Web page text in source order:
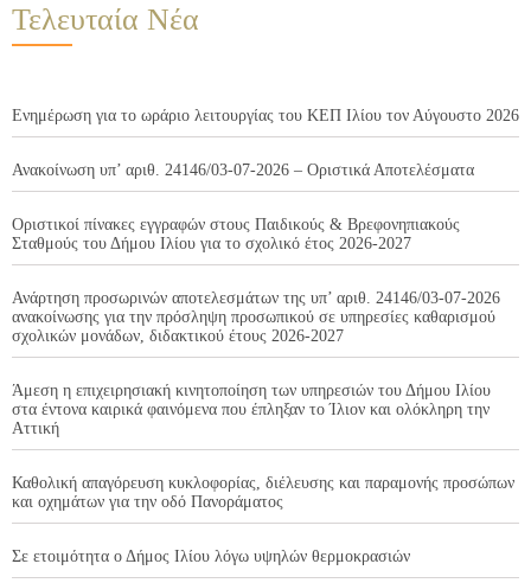
Τελευταία Νέα
Ενημέρωση για το ωράριο λειτουργίας του ΚΕΠ Ιλίου τον Αύγουστο 2026
Ανακοίνωση υπ’ αριθ. 24146/03-07-2026 – Οριστικά Αποτελέσματα
Οριστικοί πίνακες εγγραφών στους Παιδικούς & Βρεφονηπιακούς
Σταθμούς του Δήμου Ιλίου για το σχολικό έτος 2026-2027
Ανάρτηση προσωρινών αποτελεσμάτων της υπ’ αριθ. 24146/03-07-2026
ανακοίνωσης για την πρόσληψη προσωπικού σε υπηρεσίες καθαρισμού
σχολικών μονάδων, διδακτικού έτους 2026-2027
Άμεση η επιχειρησιακή κινητοποίηση των υπηρεσιών του Δήμου Ιλίου
στα έντονα καιρικά φαινόμενα που έπληξαν το Ίλιον και ολόκληρη την
Αττική
Καθολική απαγόρευση κυκλοφορίας, διέλευσης και παραμονής προσώπων
και οχημάτων για την οδό Πανοράματος
Σε ετοιμότητα ο Δήμος Ιλίου λόγω υψηλών θερμοκρασιών